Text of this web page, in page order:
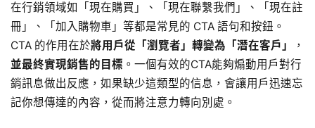
在行銷領域如「現在購買」、「現在聯繫我們」、「現在註
冊」、「加入購物車」等都是常見的 CTA 語句和按鈕。
CTA 的作用在於將用戶從「瀏覽者」轉變為「潛在客戶」
，
並最終實現銷售的目標 。一個有效的CTA能夠煽動用戶對行
銷訊息做出反應，如果缺少這類型的信息，會讓用戶迅速忘
記你想傳達的內容，從而將注意力轉向別處。